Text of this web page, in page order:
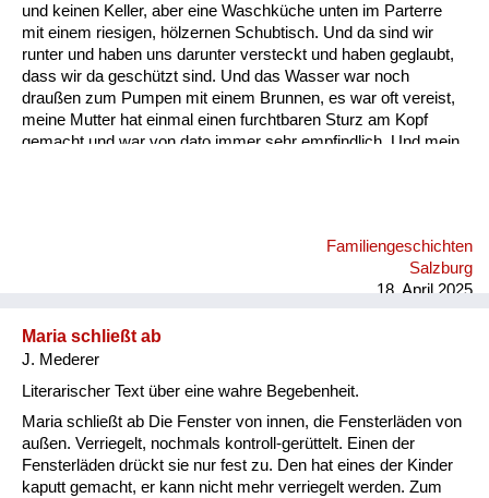
und keinen Keller, aber eine Waschküche unten im Parterre
mit einem riesigen, hölzernen Schubtisch. Und da sind wir
runter und haben uns darunter versteckt und haben geglaubt,
dass wir da geschützt sind. Und das Wasser war noch
draußen zum Pumpen mit einem Brunnen, es war oft vereist,
meine Mutter hat einmal einen furchtbaren Sturz am Kopf
gemacht und war von dato immer sehr empfindlich. Und mein
bei uns keine Stellung gekriegt hat. Sie ist geboren in einer
Familie mit zwölf Kindern, am Land in Oberösterreich. Sie war
Familiengeschichten
Salzburg
18. April 2025
Maria schließt ab
J. Mederer
Literarischer Text über eine wahre Begebenheit.
Maria schließt ab Die Fenster von innen, die Fensterläden von
außen. Verriegelt, nochmals kontroll-gerüttelt. Einen der
Fensterläden drückt sie nur fest zu. Den hat eines der Kinder
kaputt gemacht, er kann nicht mehr verriegelt werden. Zum